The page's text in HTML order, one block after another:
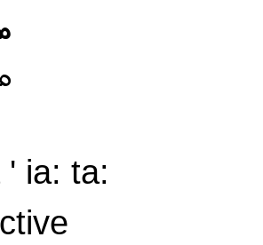
' ia: ta: